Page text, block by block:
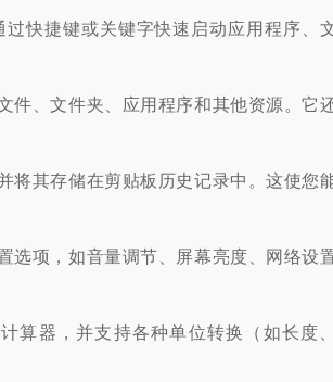
快捷键或关键字快速启动应用程序、
件、文件夹、应用程序和其他资源。它
将其存储在剪贴板历史记录中。这使您
选项，如音量调节、屏幕亮度、网络设
算器，并支持各种单位转换（如长度